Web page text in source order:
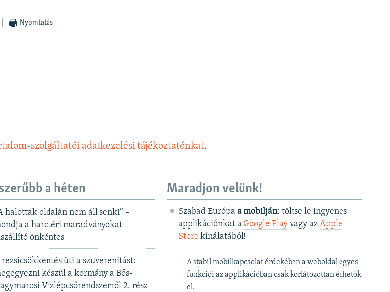
Nyomtatás
szolgáltatói adatkezelési tájékoztatónkat.
a héten
halottak oldalán nem áll senki” –
a harctéri maradványokat
önkéntes
rezsicsökkentés üti a szuverenitást:
készül a kormány a Bős-
Vízlépcsőrendszerről 2. rész
Maradjon velünk!
Szabad Európa a mobilján: töltse le ingyenes
applikációnkat a Google Playvagy az Apple
Store kínálatából!
A stabil mobilkapcsolat érdekében a weboldal egyes
funkciói az applikációban csak korlátozottan érhetők
el.